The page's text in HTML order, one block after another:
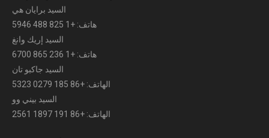
السيد برايان هي
هاتف: +1 825 488 5946
السيد إريك وانغ
هاتف: +1 236 865 6700
السيد جاكبو تان
الهاتف: +86 185 0279 5323
السيد بيني وو
الهاتف: +86 191 1897 2561